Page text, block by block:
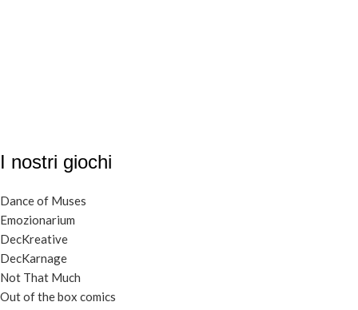
I nostri giochi
Dance of Muses
Emozionarium
DecKreative
DecKarnage
Not That Much
Out of the box comics